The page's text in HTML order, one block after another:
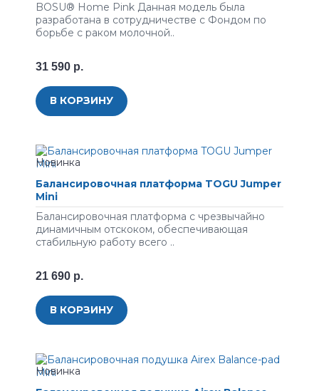
BOSU® Home Pink Данная модель была
разработана в сотрудничестве с Фондом по
борьбе с раком молочной..
31 590 р.
В КОРЗИНУ
Балансировочная платформа TOGU Jumper
Mini
Балансировочная платформа с чрезвычайно
динамичным отскоком, обеспечивающая
стабильную работу всего ..
21 690 р.
В КОРЗИНУ